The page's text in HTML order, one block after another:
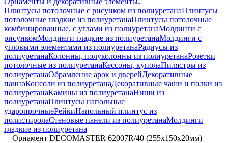
Плинтусы потолочные с рисунком из полиуретанаПлинтусы
потолочные гладкие из полиуретанаПлинтусы потолочные
комбинированные, с углами из полиуретанаМолдинги c
рисункомМолдинги гладкие из полиуретанаМолдинги с
угловыми элементами из полиуретанаРадиусы из
полиуретанаКолонны, полуколонны из полиуретанаРозетки
потолочные из полиуретанаКессоны, куполаПилястры из
полиуретанаОбрамление арок и дверейДекоративные
панноКонсоли из полиуретанаДекоративные чаши и полки из
полиуретанаКамины из полиуретанаНиши из
полиуретанаПлинтусы напольные
ударопрочныеРейкиНапольный плинтус из
полистиролаСтеновые панели из полиуретанаМолдинги
гладкие из полиуретана
—Орнамент DECOMASTER 62007R/40 (255x150x20мм)